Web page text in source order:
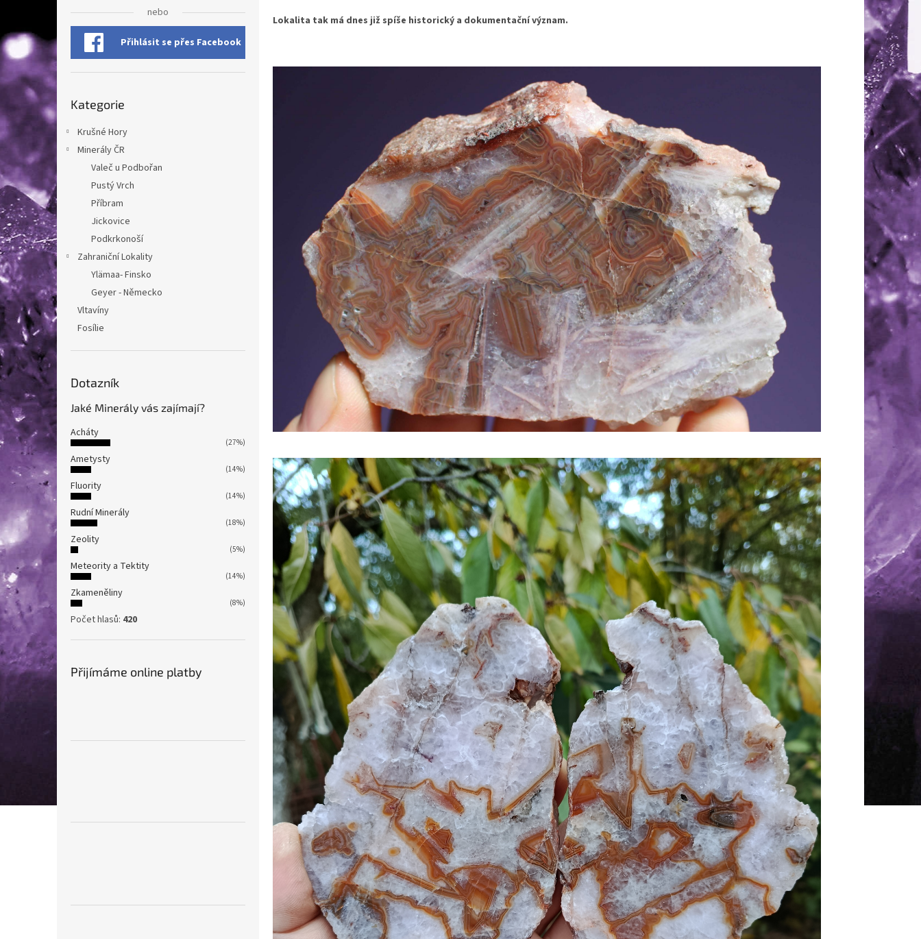
l
nebo
Přihlásit se přes Facebook
kategorie
Kategorie
Krušné Hory
Minerály ČR
Valeč u Podbořan
Pustý Vrch
Příbram
Jickovice
Podkrkonoší
Zahraniční Lokality
Ylämaa- Finsko
Geyer - Německo
Vltavíny
Fosílie
Dotazník
Jaké Minerály vás zajímají?
Acháty
(27%)
Ametysty
(14%)
Fluority
(14%)
Rudní Minerály
(18%)
Zeolity
(5%)
Meteority a Tektity
(14%)
Zkameněliny
(8%)
Počet hlasů: 420
Přijímáme online platby
Lokalita tak má dnes již spíše historický a dokumentační význam.